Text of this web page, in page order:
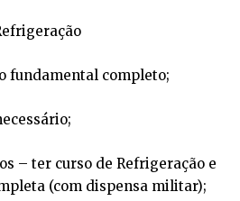
fundamental completo;
– ter curso de Refrigeração e
(com dispensa militar);